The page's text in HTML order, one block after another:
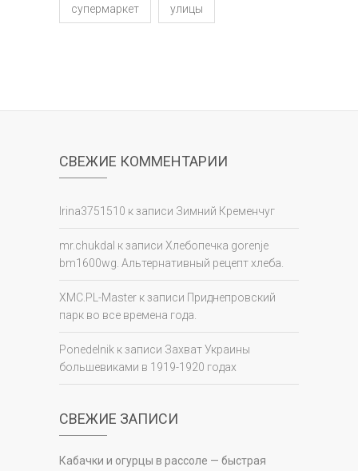
супермаркет улицы
СВЕЖИЕ КОММЕНТАРИИ
Irina3751510 к записи Зимний Кременчуг
mr.chukdal к записи Хлебопечка gorenje
bm1600wg. Альтернативный рецепт хлеба.
XMC.PL-Master к записи Приднепровский
парк во все времена года.
Ponedelnik к записи Захват Украины
большевиками в 1919-1920 годах
СВЕЖИЕ ЗАПИСИ
Кабачки и огурцы в рассоле — быстрая